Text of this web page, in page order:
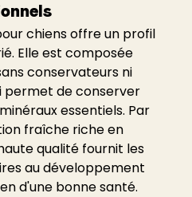
chiens offre un profil
Elle est composée
conservateurs ni
permet de conserver
essentiels. Par
fraîche riche en
qualité fournit les
au développement
d'une bonne santé.